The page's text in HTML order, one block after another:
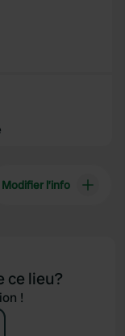
Modifier l’info
ce lieu?
!